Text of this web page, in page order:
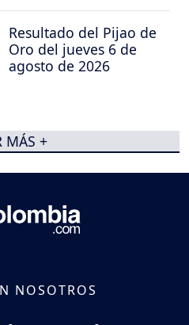
Resultado del Pijao de
Oro del jueves 6 de
agosto de 2026
MÁS +
NOSOTROS